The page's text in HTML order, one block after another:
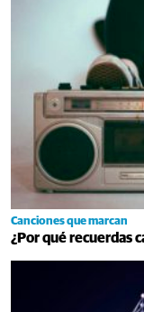
Canciones que marcan
¿Por qué recuerdas